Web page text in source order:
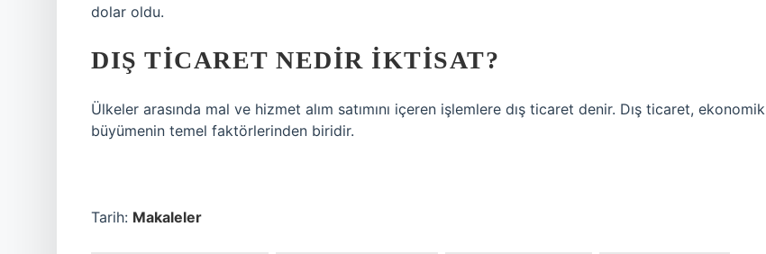
dolar oldu.
DIŞ TICARET NEDIR IKTISAT?
Ülkeler arasında mal ve hizmet alım satımını içeren işlemlere dış ticaret denir. Dış ticaret, ekonomik
büyümenin temel faktörlerinden biridir.
Tarih: Makaleler